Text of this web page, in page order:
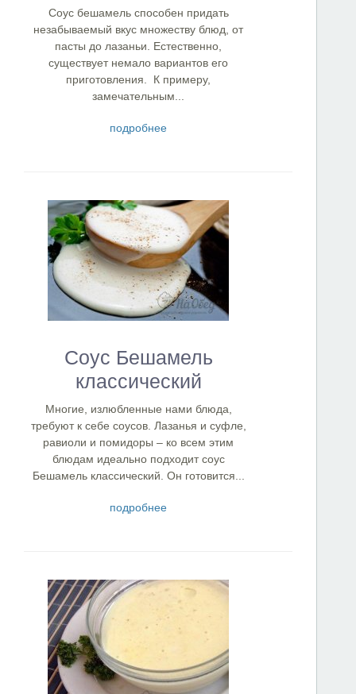
Соус бешамель способен придать
незабываемый вкус множеству блюд, от
пасты до лазаньи. Естественно,
существует немало вариантов его
приготовления. К примеру,
замечательным...
подробнее
Соус Бешамель
классический
Многие, излюбленные нами блюда,
требуют к себе соусов. Лазанья и суфле,
равиоли и помидоры – ко всем этим
блюдам идеально подходит соус
Бешамель классический. Он готовится...
подробнее